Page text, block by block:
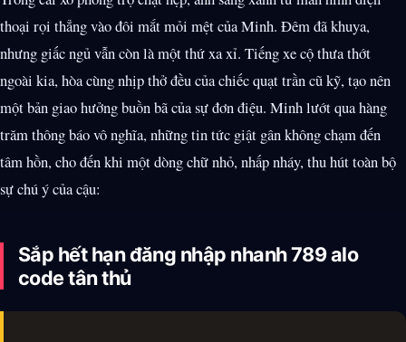
thoại rọi thẳng vào đôi mắt mỏi mệt của Minh. Đêm đã khuya,
nhưng giấc ngủ vẫn còn là một thứ xa xỉ. Tiếng xe cộ thưa thớt
ngoài kia, hòa cùng nhịp thở đều của chiếc quạt trần cũ kỹ, tạo nên
một bản giao hưởng buồn bã của sự đơn điệu. Minh lướt qua hàng
trăm thông báo vô nghĩa, những tin tức giật gân không chạm đến
tâm hồn, cho đến khi một dòng chữ nhỏ, nhấp nháy, thu hút toàn bộ
sự chú ý của cậu:
Sắp hết hạn đăng nhập nhanh 789 alo
code tân thủ